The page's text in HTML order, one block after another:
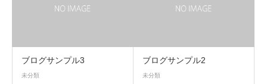
ブログサンプル3
未分類
ブログサンプル2
未分類